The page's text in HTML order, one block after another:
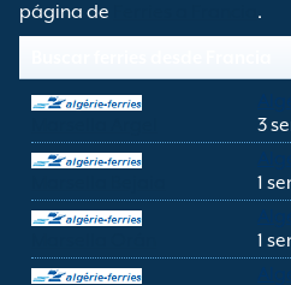
página de
.
3
1
1